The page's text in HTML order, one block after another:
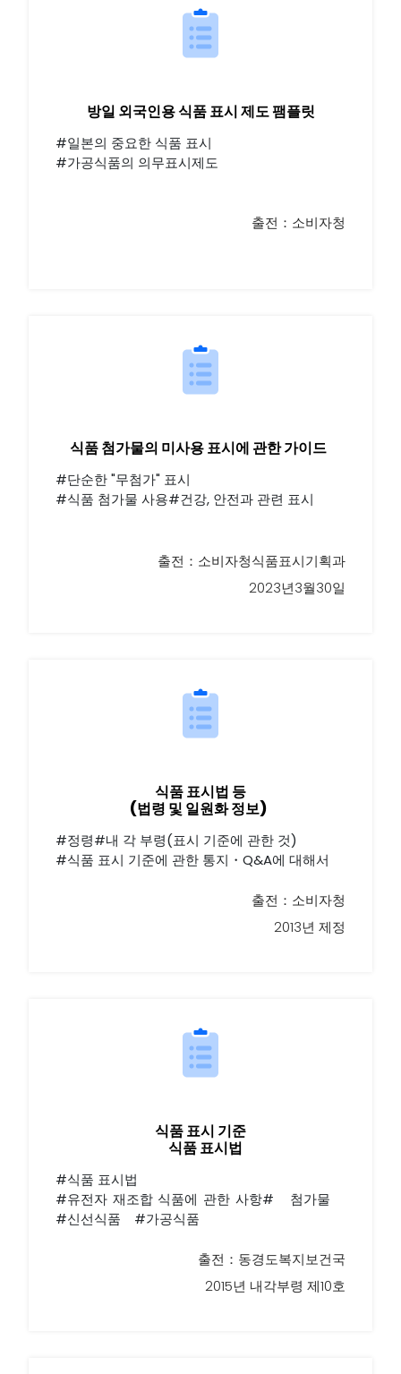
방일 외국인용 식품 표시 제도 팸플릿
#일본의 중요한 식품 표시
#가공식품의 의무표시제도
출전：소비자청
식품 첨가물의 미사용 표시에 관한 가이드
#단순한 "무첨가" 표시
#식품 첨가물 사용#건강, 안전과 관련 표시
출전：소비자청식품표시기획과
2023년3월30일
식품 표시법 등
(법령 및 일원화 정보)
#정령#내 각 부령(표시 기준에 관한 것)
#식품 표시 기준에 관한 통지・Q&A에 대해서
출전：소비자청
2013년 제정
식품 표시 기준
식품 표시법
#식품 표시법
#유전자 재조합 식품에 관한 사항# 첨가물
#신선식품 #가공식품
출전：동경도복지보건국
2015년 내각부령 제10호